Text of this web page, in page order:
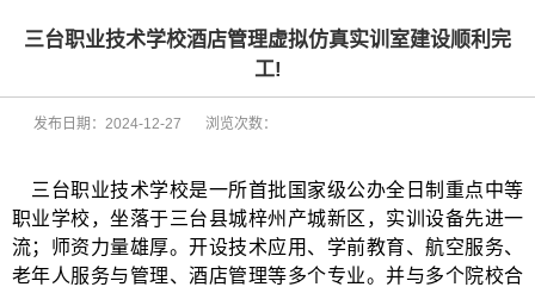
三台职业技术学校酒店管理虚拟仿真实训室建设顺利完
工!
发布日期： 2024-12-27 浏览次数：
三台职业技术学校是一所首批国家级公办全日制重点中等
职业学校，坐落于三台县城梓州产城新区，实训设备先进一
流；师资力量雄厚。开设技术应用、学前教育、航空服务、
老年人服务与管理、酒店管理等多个专业。并与多个院校合